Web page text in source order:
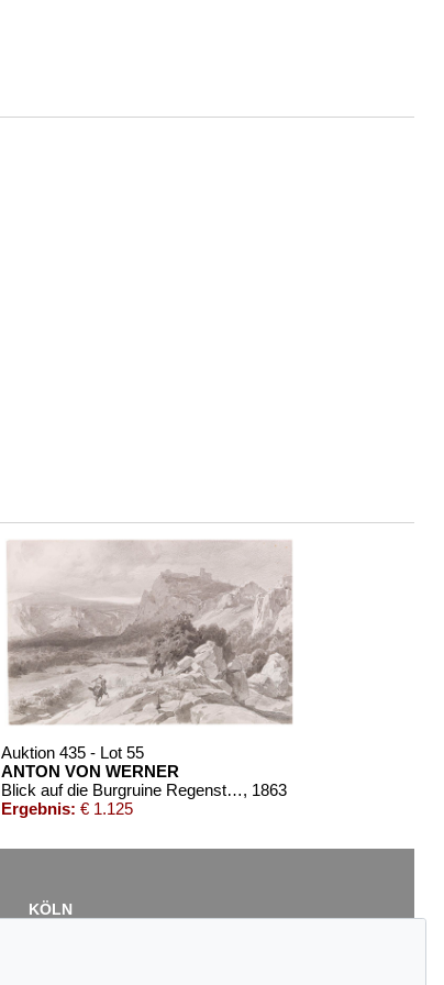
Auktion 435 - Lot 55
ANTON VON WERNER
Blick auf die Burgruine Regenstein im Harz, 1863
Ergebnis: € 1.125
KÖLN